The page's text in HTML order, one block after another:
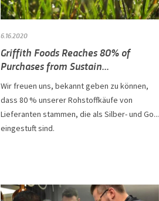
6.16.2020
Griffith Foods Reaches 80% of
Purchases from Sustain...
Wir freuen uns, bekannt geben zu können,
dass 80 % unserer Rohstoffkäufe von
Lieferanten stammen, die als Silber- und Go...
eingestuft sind.